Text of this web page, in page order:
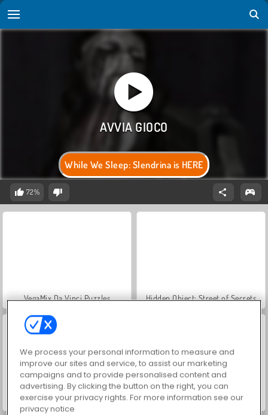
While We Sleep: Slendrina is HERE
72%
VegaMix Da Vinci Puzzles Hidden Object: Street of Secrets
World War 2 Shooter Car Parking City Duel
We process your personal information to measure and
improve our sites and service, to assist our marketing
campaigns and to provide personalised content and
advertising. By clicking the button on the right, you can
exercise your privacy rights. For more information see our
privacy notice